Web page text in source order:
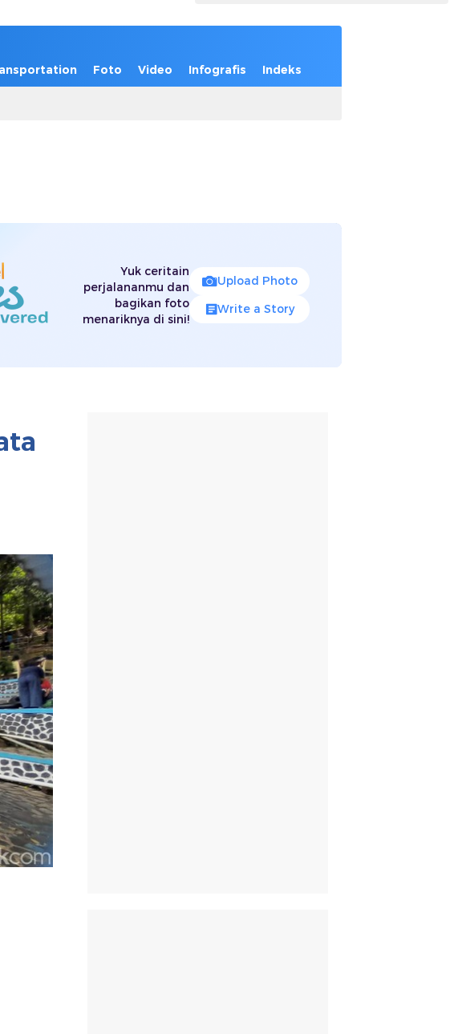
Foto Video Infografis Indeks
Yuk ceritain
perjalananmu dan
bagikan foto
menariknya di sini!
Upload Photo
Write a Story